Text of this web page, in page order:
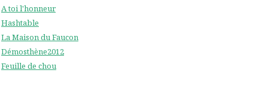
A toi l'honneur
Hashtable
La Maison du Faucon
Démosthène2012
Feuille de chou